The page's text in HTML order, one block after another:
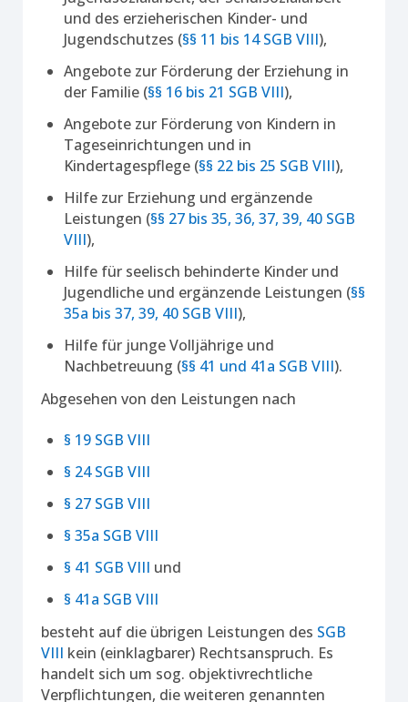
und des erzieherischen Kinder- und
Jugendschutzes (§§ 11 bis 14 SGB VIII),
Angebote zur Förderung der Erziehung in
der Familie (§§ 16 bis 21 SGB VIII),
Angebote zur Förderung von Kindern in
Tageseinrichtungen und in
Kindertagespflege (§§ 22 bis 25 SGB VIII),
Hilfe zur Erziehung und ergänzende
Leistungen (§§ 27 bis 35, 36, 37, 39, 40 SGB
VIII),
Hilfe für seelisch behinderte Kinder und
Jugendliche und ergänzende Leistungen (§§
35a bis 37, 39, 40 SGB VIII),
Hilfe für junge Volljährige und
Nachbetreuung (§§ 41 und 41a SGB VIII).
Abgesehen von den Leistungen nach
§ 19 SGB VIII
§ 24 SGB VIII
§ 27 SGB VIII
§ 35a SGB VIII
§ 41 SGB VIII und
§ 41a SGB VIII
besteht auf die übrigen Leistungen des SGB
VIII kein (einklagbarer) Rechtsanspruch. Es
handelt sich um sog. objektivrechtliche
Verpflichtungen, die weiteren genannten